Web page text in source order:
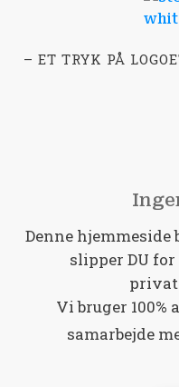
– ET TRYK PÅ
Denne hjemmeside
slipper DU
Vi bruger
samarbejde